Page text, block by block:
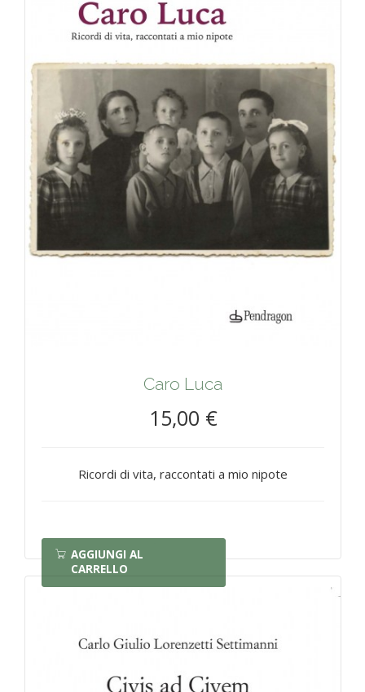
Caro Luca
15,00 €
Ricordi di vita, raccontati a mio nipote
AGGIUNGI AL
CARRELLO